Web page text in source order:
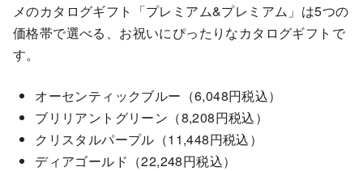
メのカタログギフト「プレミアム&プレミアム」は5つの
価格帯で選べる、お祝いにぴったりなカタログギフトで
す。
オーセンティックブルー（6,048円税込）
ブリリアントグリーン（8,208円税込）
クリスタルパープル（11,448円税込）
ディアゴールド（22,248円税込）